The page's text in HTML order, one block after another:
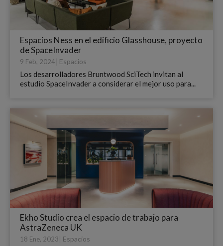
Espacios Ness en el edificio Glasshouse, proyecto
de SpaceInvader
9 Feb, 2024 Espacios
Los desarrolladores Bruntwood SciTech invitan al
estudio SpaceInvader a considerar el mejor uso para...
Ekho Studio crea el espacio de trabajo para
AstraZeneca UK
18 Ene, 2023 Espacios